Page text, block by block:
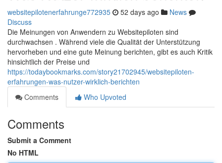
websitepilotenerfahrunge772935 52 days ago
News
Discuss
Die Meinungen von Anwendern zu Websitepiloten sind
durchwachsen . Während viele die Qualität der Unterstützung
hervorheben und eine gute Meinung berichten, gibt es auch Kritik
hinsichtlich der Preise und
https://todaybookmarks.com/story21702945/websitepiloten-
erfahrungen-was-nutzer-wirklich-berichten
Comments
Who Upvoted
Comments
Submit a Comment
No HTML